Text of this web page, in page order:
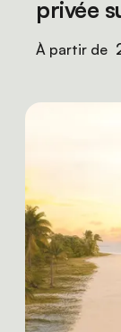
privée
À partir de